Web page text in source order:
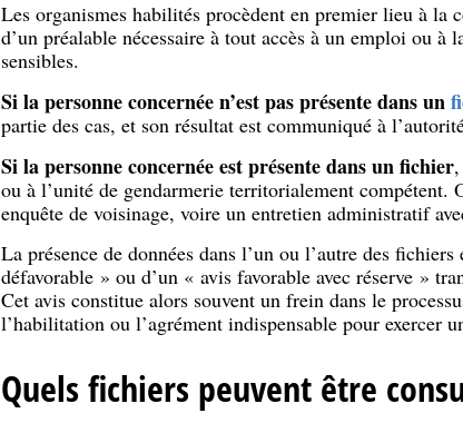
Les organismes habilités procèdent en premier lieu à
d’un préalable nécessaire à tout accès à un emploi ou
sensibles.
Si la personne concernée n’est pas présente dans un
partie des cas, et son résultat est communiqué à
Si la personne concernée est présente dans un fichier,
ou à l’unité de gendarmerie territorialement
enquête de voisinage, voire un entretien administratif
La présence de données dans l’un ou l’autre des
défavorable » ou d’un « avis favorable avec réserve »
Cet avis constitue alors souvent un frein dans le
l’habilitation ou l’agrément indispensable pour exercer
Quels fichiers peuvent être